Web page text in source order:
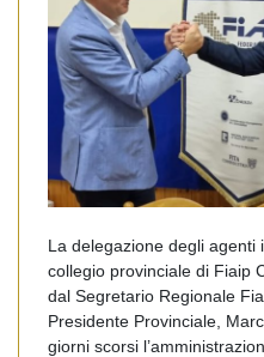
La delegazione degli agenti
collegio provinciale di Fiaip
dal Segretario Regionale
Presidente Provinciale,
giorni scorsi